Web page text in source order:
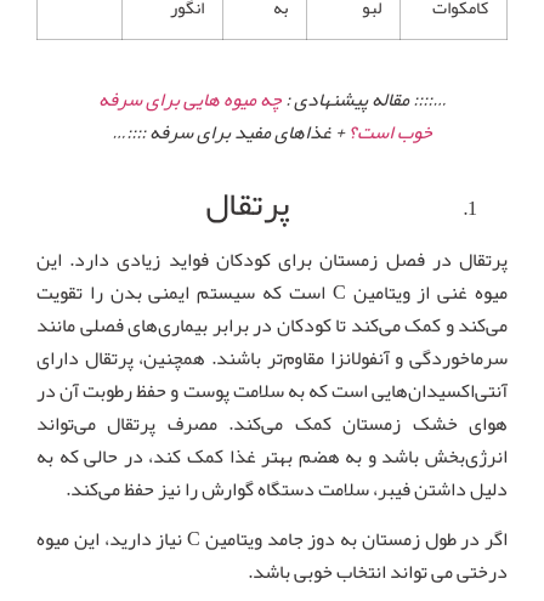
کامکوات
لبو به انگور
…:::: مقاله پیشنهادی :چه میوه هایی برای سرفه
خوب است؟+ غذاهای مفید برای سرفه ::::…
پرتقال
پرتقال در فصل زمستان برای کودکان فواید زیادی دارد. این
میوه غنی از ویتامین C است که سیستم ایمنی بدن را تقویت
می‌کند و کمک می‌کند تا کودکان در برابر بیماری‌های فصلی مانند
سرماخوردگی و آنفولانزا مقاوم‌تر باشند. همچنین، پرتقال دارای
آنتی‌اکسیدان‌هایی است که به سلامت پوست و حفظ رطوبت آن در
هوای خشک زمستان کمک می‌کند. مصرف پرتقال می‌تواند
انرژی‌بخش باشد و به هضم بهتر غذا کمک کند، در حالی که به
دلیل داشتن فیبر، سلامت دستگاه گوارش را نیز حفظ می‌کند.
اگر در طول زمستان به دوز جامد ویتامین C نیاز دارید، این میوه
درختی می تواند انتخاب خوبی باشد.